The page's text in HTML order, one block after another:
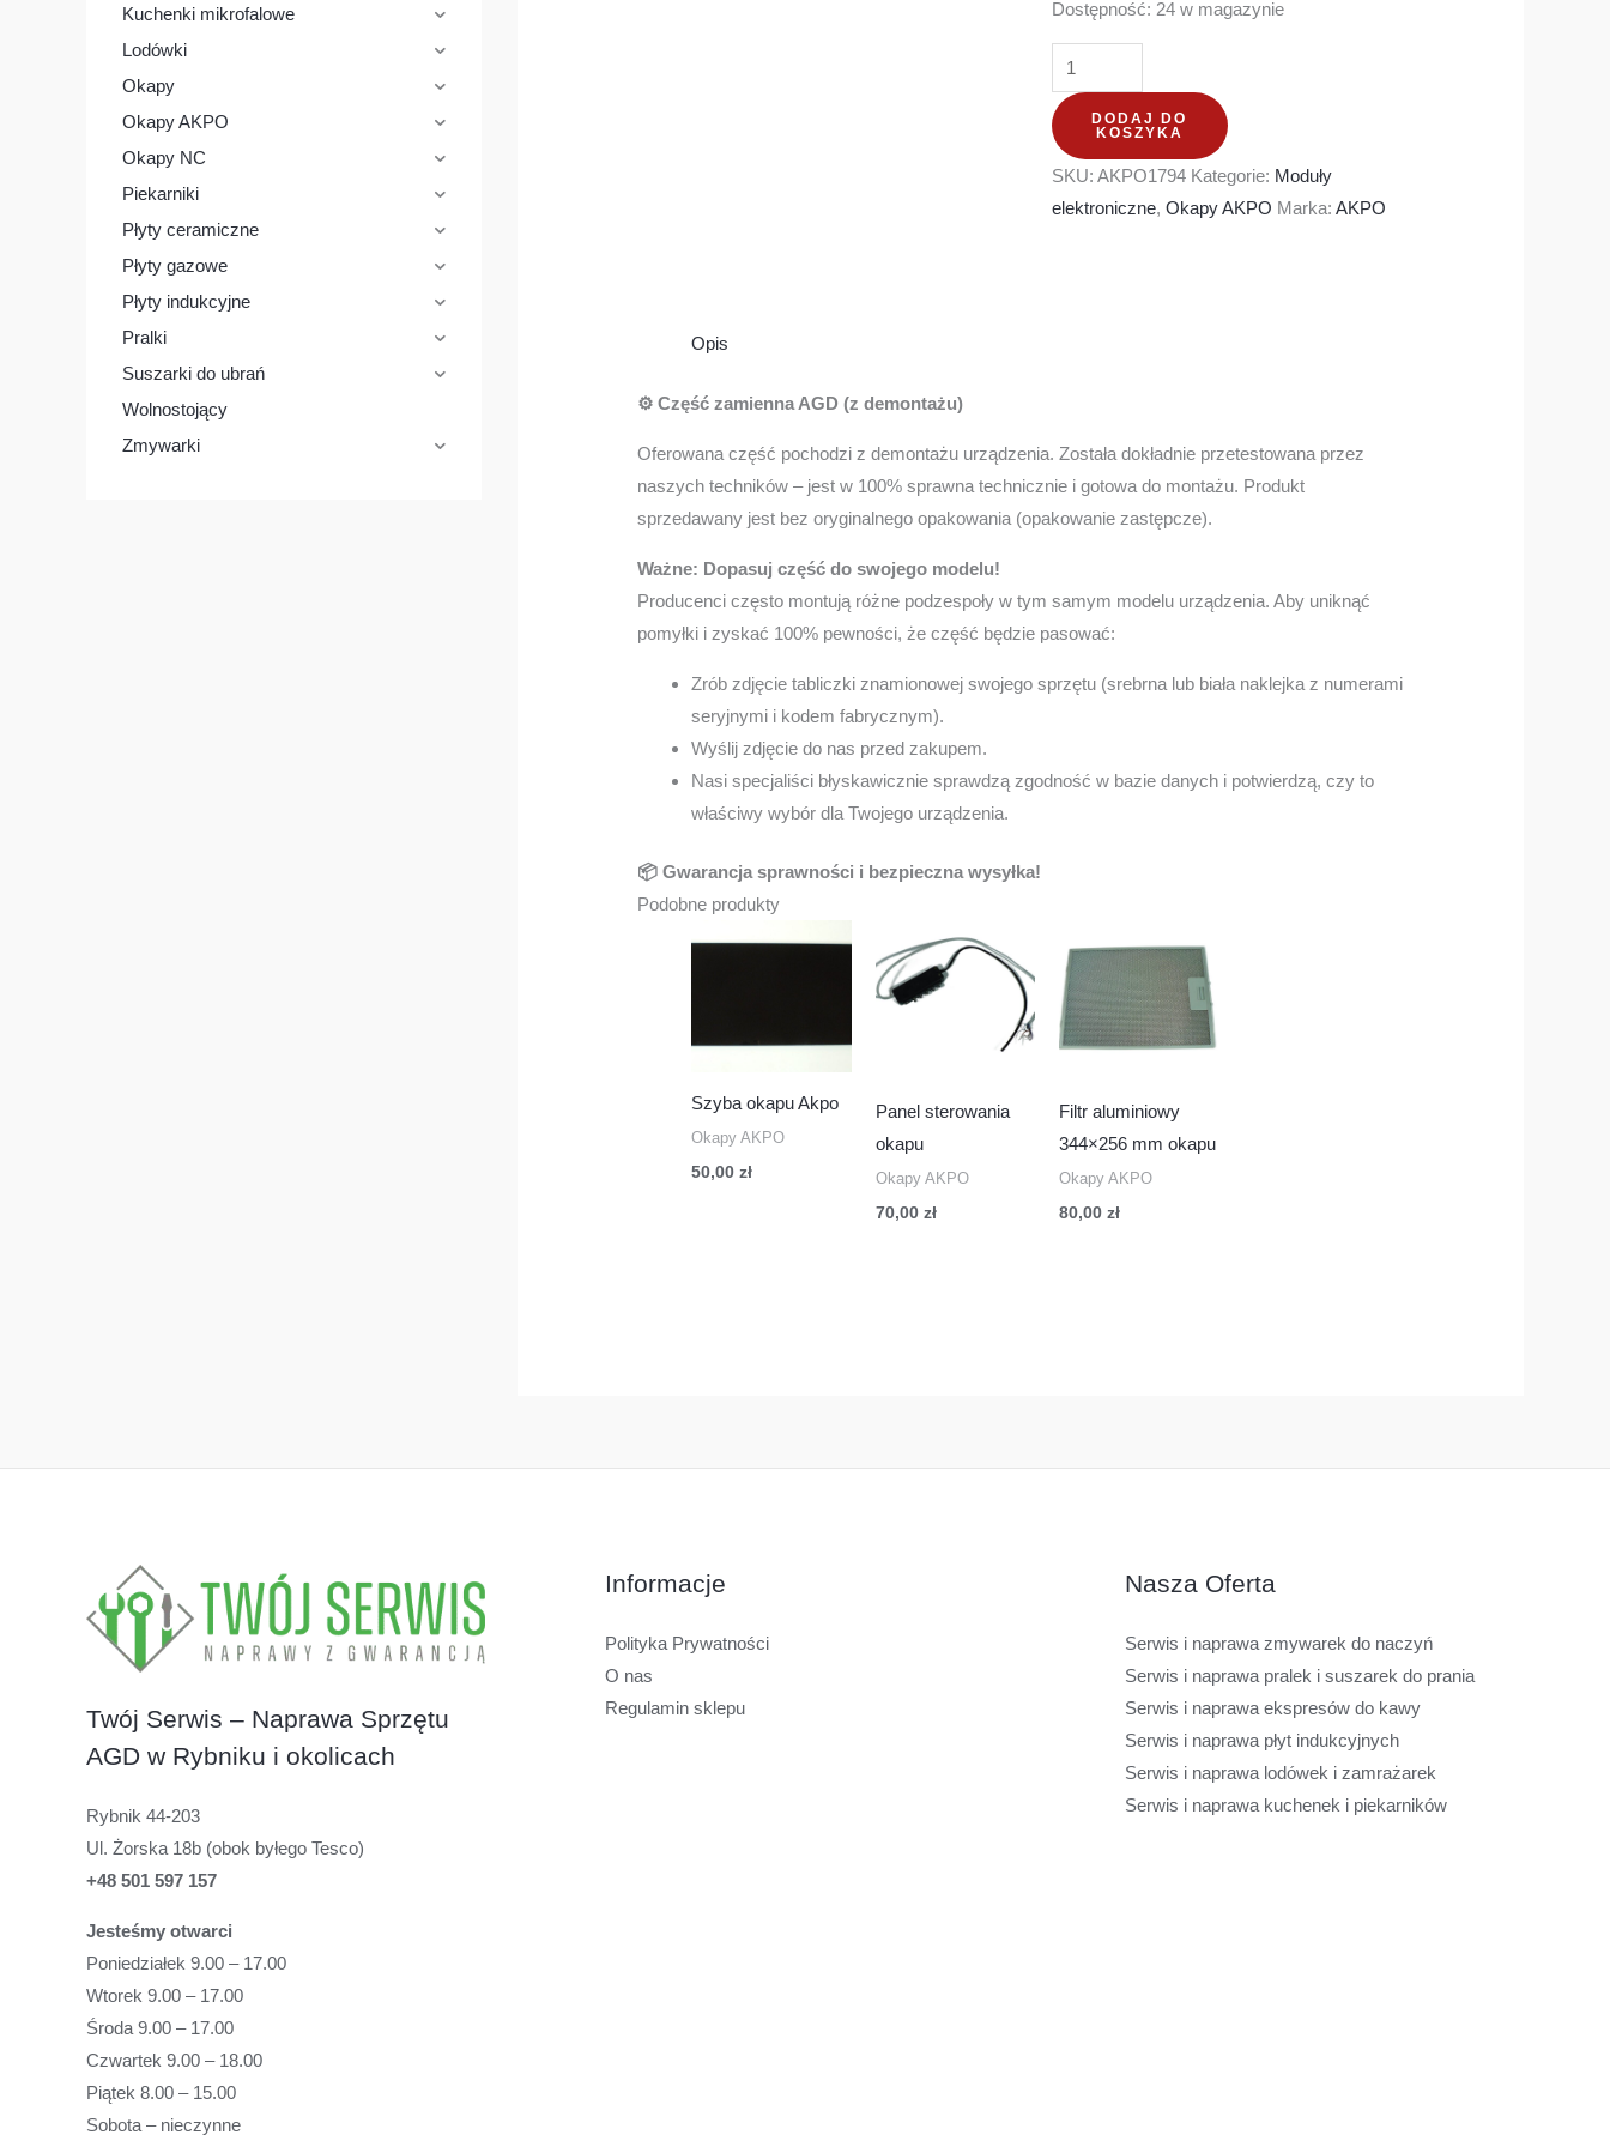
k
t
ó
w
Kuchenki mikrofalowe
Lodówki
Okapy
Okapy AKPO
Okapy NC
Piekarniki
Płyty ceramiczne
Płyty gazowe
Płyty indukcyjne
Pralki
Suszarki do ubrań
Wolnostojący
Zmywarki
Dostępność: 24 w magazynie
DODAJ DO
KOSZYKA
SKU: AKPO1794 Kategorie: Moduły
elektroniczne, Okapy AKPO Marka: AKPO
Opis
⚙️ Część zamienna AGD (z demontażu)
Oferowana część pochodzi z demontażu urządzenia. Została dokładnie przetestowana przez
naszych techników – jest w 100% sprawna technicznie i gotowa do montażu. Produkt
sprzedawany jest bez oryginalnego opakowania (opakowanie zastępcze).
Ważne: Dopasuj część do swojego modelu!
Producenci często montują różne podzespoły w tym samym modelu urządzenia. Aby uniknąć
pomyłki i zyskać 100% pewności, że część będzie pasować:
Zrób zdjęcie tabliczki znamionowej swojego sprzętu (srebrna lub biała naklejka z numerami
seryjnymi i kodem fabrycznym).
Wyślij zdjęcie do nas przed zakupem.
Nasi specjaliści błyskawicznie sprawdzą zgodność w bazie danych i potwierdzą, czy to
właściwy wybór dla Twojego urządzenia.
📦 Gwarancja sprawności i bezpieczna wysyłka!
Podobne produkty
Szyba okapu Akpo
Okapy AKPO
50,00zł
Panel sterowania
okapu
Okapy AKPO
70,00 zł
Filtr aluminiowy
344×256 mm okapu
Okapy AKPO
80,00zł
Twój Serwis – Naprawa Sprzętu
AGD w Rybniku i okolicach
Rybnik 44-203
Ul. Żorska 18b (obok byłego Tesco)
+48 501 597 157
Jesteśmy otwarci
Poniedziałek 9.00 – 17.00
Wtorek 9.00 – 17.00
Środa 9.00 – 17.00
Czwartek 9.00 – 18.00
Piątek 8.00 – 15.00
Sobota – nieczynne
Informacje
Polityka Prywatności
O nas
Regulamin sklepu
Nasza Oferta
Serwis i naprawa zmywarek do naczyń
Serwis i naprawa pralek i suszarek do prania
Serwis i naprawa ekspresów do kawy
Serwis i naprawa płyt indukcyjnych
Serwis i naprawa lodówek i zamrażarek
Serwis i naprawa kuchenek i piekarników